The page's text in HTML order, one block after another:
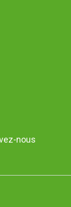
nous